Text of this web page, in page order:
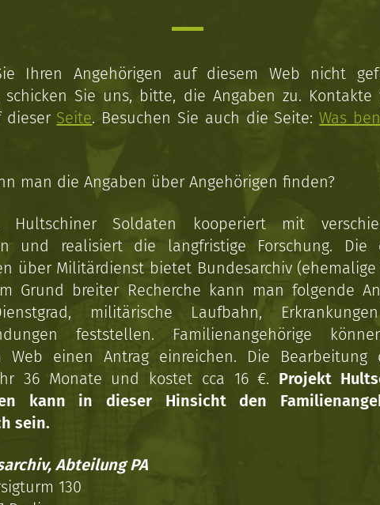
Ihren Angehörigen auf diesem Web nicht
schicken Sie uns, bitte, die Angaben zu. Kontakte
dieser Seite. Besuchen Sie auch die Seite:Was
man die Angaben über Angehörigen finden?
Hultschiner Soldaten kooperiert mit
und realisiert die langfristige Forschung. Die
über Militärdienst bietet Bundesarchiv (ehemalige
Grund breiter Recherche kann man folgende
militärische Laufbahn,
feststellen. Familienangehörige
Web einen Antrag einreichen. Die Bearbeitung
36 Monate und kostet cca 16 €. Projekt
kann in dieser Hinsicht den
sein.
Abteilung PA
130